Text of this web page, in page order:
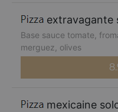
extravagante
Base sauce tomate,
merguez, olives
mexicaine